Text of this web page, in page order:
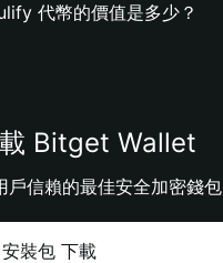
代幣的價值是多少？
Bitget Wallet
戶信賴的最佳安全加密錢包
裝包 下載